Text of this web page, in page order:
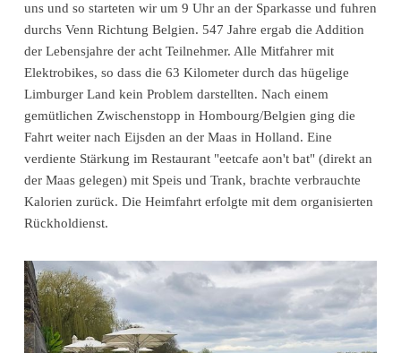
uns und so starteten wir um 9 Uhr an der Sparkasse und fuhren
durchs Venn Richtung Belgien. 547 Jahre ergab die Addition
der Lebensjahre der acht Teilnehmer. Alle Mitfahrer mit
Elektrobikes, so dass die 63 Kilometer durch das hügelige
Limburger Land kein Problem darstellten. Nach einem
gemütlichen Zwischenstopp in Hombourg/Belgien ging die
Fahrt weiter nach Eijsden an der Maas in Holland. Eine
verdiente Stärkung im Restaurant "eetcafe aon't bat" (direkt an
der Maas gelegen) mit Speis und Trank, brachte verbrauchte
Kalorien zurück. Die Heimfahrt erfolgte mit dem organisierten
Rückholdienst.